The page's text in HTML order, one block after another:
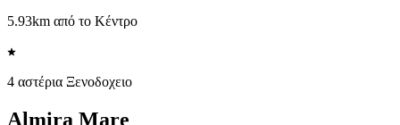
5.93km από το Κέντρο
4 αστέρια Ξενοδοχειο
Almira Mare